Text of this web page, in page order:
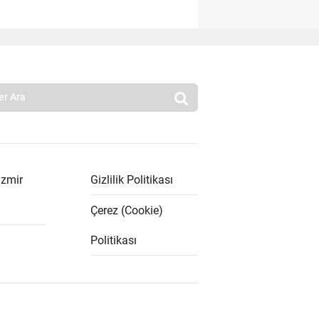
Gizlilik Politikası
Çerez (Cookie)
Politikası